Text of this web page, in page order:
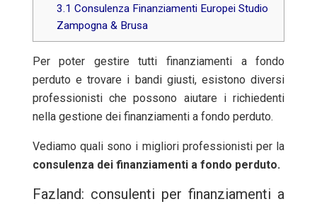
3.1 Consulenza Finanziamenti Europei Studio
Zampogna & Brusa
Per poter gestire tutti finanziamenti a fondo
perduto e trovare i bandi giusti, esistono diversi
professionisti che possono aiutare i richiedenti
nella gestione dei finanziamenti a fondo perduto.
Vediamo quali sono i migliori professionisti per la
consulenza dei finanziamenti a fondo perduto.
Fazland: consulenti per finanziamenti a